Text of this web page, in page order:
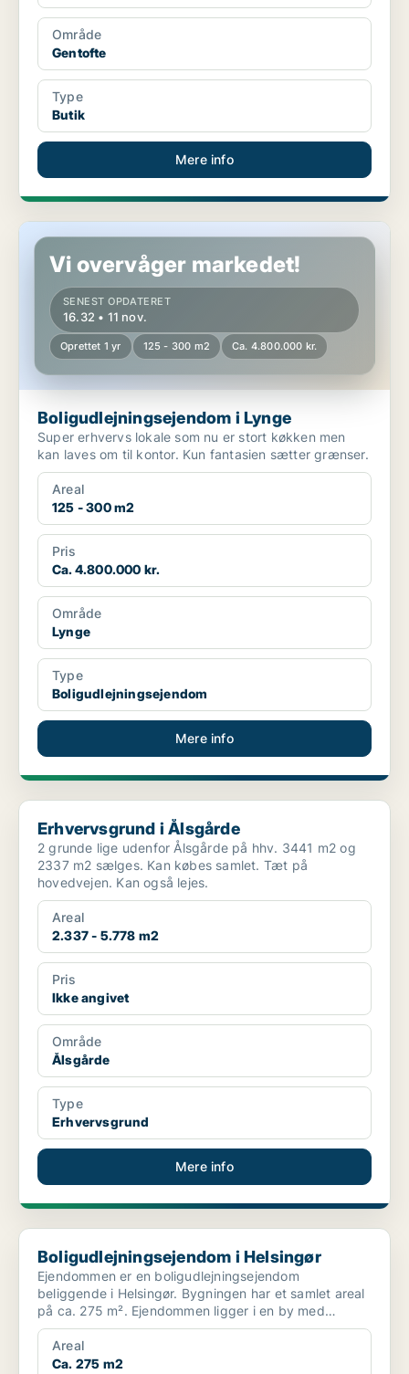
Område
Gentofte
Type
Butik
Mere info
Boligudlejningsejendom i Lynge
Vi overvåger markedet!
SENEST OPDATERET
16.32 • 11 nov.
Oprettet 1 yr 125 - 300 m2 Ca. 4.800.000 kr.
Boligudlejningsejendom i Lynge
Super erhvervs lokale som nu er stort køkken men
kan laves om til kontor. Kun fantasien sætter grænser.
Areal
125 - 300 m2
Pris
Ca. 4.800.000 kr.
Område
Lynge
Type
Boligudlejningsejendom
Mere info
Erhvervsgrund i Ålsgårde
Erhvervsgrund i Ålsgårde
2 grunde lige udenfor Ålsgårde på hhv. 3441 m2 og
2337 m2 sælges. Kan købes samlet. Tæt på
hovedvejen. Kan også lejes.
Areal
2.337 - 5.778 m2
Pris
Ikke angivet
Område
Ålsgårde
Type
Erhvervsgrund
Mere info
Boligudlejningsejendom i Helsingør
Boligudlejningsejendom i Helsingør
Ejendommen er en boligudlejningsejendom
beliggende i Helsingør. Bygningen har et samlet areal
på ca. 275 m². Ejendommen ligger i en by med
havneområde og tæt...
Areal
Ca. 275 m2